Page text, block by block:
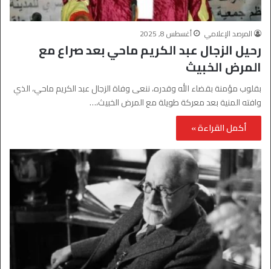
المرصد الإعلامي أغسطس 8, 2025
رحيل الزجال عبد الكريم ماحي بعد صراع مع
المرض الخبيث
بقلوب مؤمنة بقضاء الله وقدره، ننعى وفاة الزجال عبد الكريم ماحي، الذي
وافته المنية بعد معركة طويلة مع المرض الخبيث،…
أكمل القراءة »